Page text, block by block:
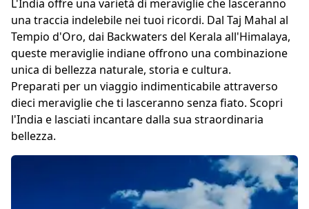
L'India offre una varietà di meraviglie che lasceranno
una traccia indelebile nei tuoi ricordi. Dal Taj Mahal al
Tempio d'Oro, dai Backwaters del Kerala all'Himalaya,
queste meraviglie indiane offrono una combinazione
unica di bellezza naturale, storia e cultura.
Preparati per un viaggio indimenticabile attraverso
dieci meraviglie che ti lasceranno senza fiato. Scopri
l'India e lasciati incantare dalla sua straordinaria
bellezza.